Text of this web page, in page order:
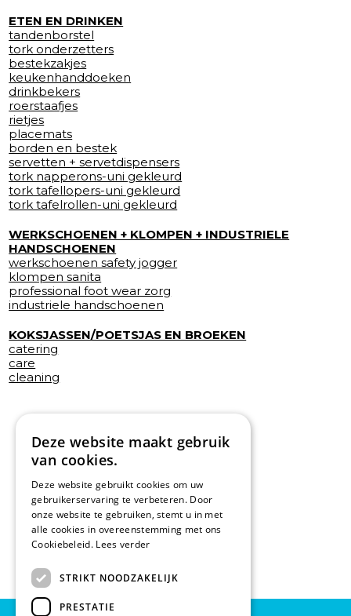
ETEN EN DRINKEN
tandenborstel
tork onderzetters
bestekzakjes
keukenhanddoeken
drinkbekers
roerstaafjes
rietjes
placemats
borden en bestek
servetten + servetdispensers
tork napperons-uni gekleurd
tork tafellopers-uni gekleurd
tork tafelrollen-uni gekleurd
WERKSCHOENEN + KLOMPEN + INDUSTRIELE
HANDSCHOENEN
werkschoenen safety jogger
klompen sanita
professional foot wear zorg
industriele handschoenen
KOKSJASSEN/POETSJAS EN BROEKEN
catering
care
cleaning
Deze website maakt gebruik
van cookies.
Deze website gebruikt cookies om uw
gebruikerservaring te verbeteren. Door
onze website te gebruiken, stemt u in met
alle cookies in overeenstemming met ons
Cookiebeleid. Lees verder
STRIKT NOODZAKELIJK
PRESTATIE